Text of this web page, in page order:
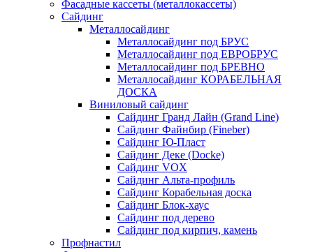
Фасадные кассеты (металлокассеты)
Сайдинг
Металлосайдинг
Металлосайдинг под БРУС
Металлосайдинг под ЕВРОБРУС
Металлосайдинг под БРЕВНО
Металлосайдинг КОРАБЕЛЬНАЯ
ДОСКА
Виниловый сайдинг
Сайдинг Гранд Лайн (Grand Line)
Сайдинг Файнбир (Fineber)
Сайдинг Ю-Пласт
Сайдинг Деке (Docke)
Сайдинг VOX
Сайдинг Альта-профиль
Сайдинг Корабельная доска
Сайдинг Блок-хаус
Сайдинг под дерево
Сайдинг под кирпич, камень
Профнастил